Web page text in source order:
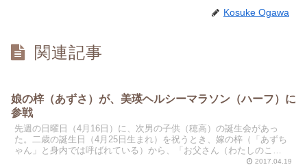
Kosuke Ogawa
関連記事
娘の梓（あずさ）が、美瑛ヘルシーマラソン（ハーフ）に
参戦
先週の日曜日（4月16日）に、次男の子供（穂高）の誕生会があっ
た。二歳の誕生日（4月25日生まれ）を祝うとき、嫁の梓（「あずち
ゃん」と身内では呼ばれている）から、「お父さん（わたしのこ
と）、わたし美瑛の20キロにエントリーしました！」と緊急...2017.04.19